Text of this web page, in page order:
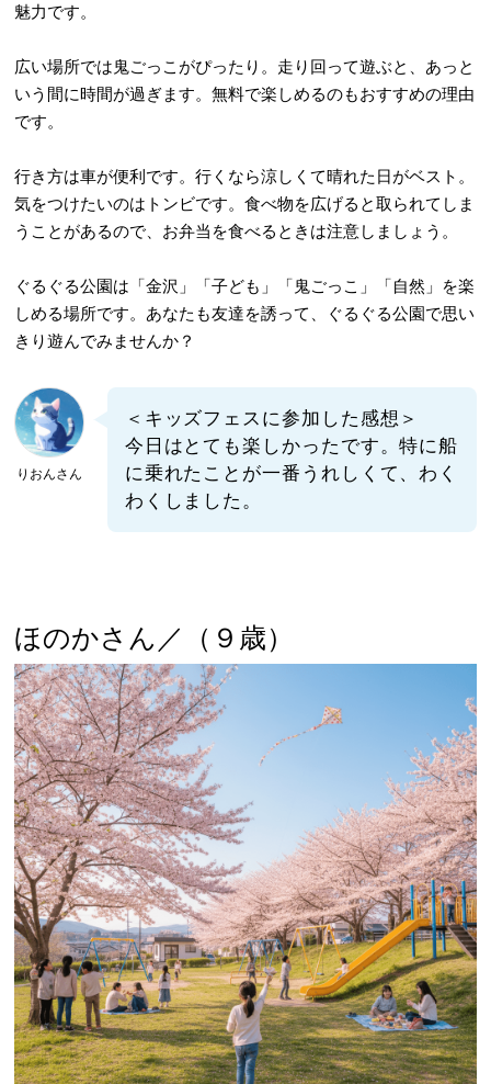
魅力です。
広い場所では鬼ごっこがぴったり。走り回って遊ぶと、あっと
いう間に時間が過ぎます。無料で楽しめるのもおすすめの理由
です。
行き方は車が便利です。行くなら涼しくて晴れた日がベスト。
気をつけたいのはトンビです。食べ物を広げると取られてしま
うことがあるので、お弁当を食べるときは注意しましょう。
ぐるぐる公園は「金沢」「子ども」「鬼ごっこ」「自然」を楽
しめる場所です。あなたも友達を誘って、ぐるぐる公園で思い
きり遊んでみませんか？
りおんさん
＜キッズフェスに参加した感想＞
今日はとても楽しかったです。特に船
に乗れたことが一番うれしくて、わく
わくしました。
ほのかさん／（９歳）